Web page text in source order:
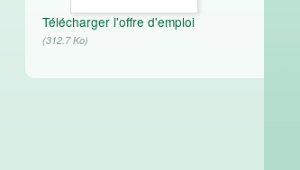
Télécharger l'offre d'emploi
(312.7 Ko)